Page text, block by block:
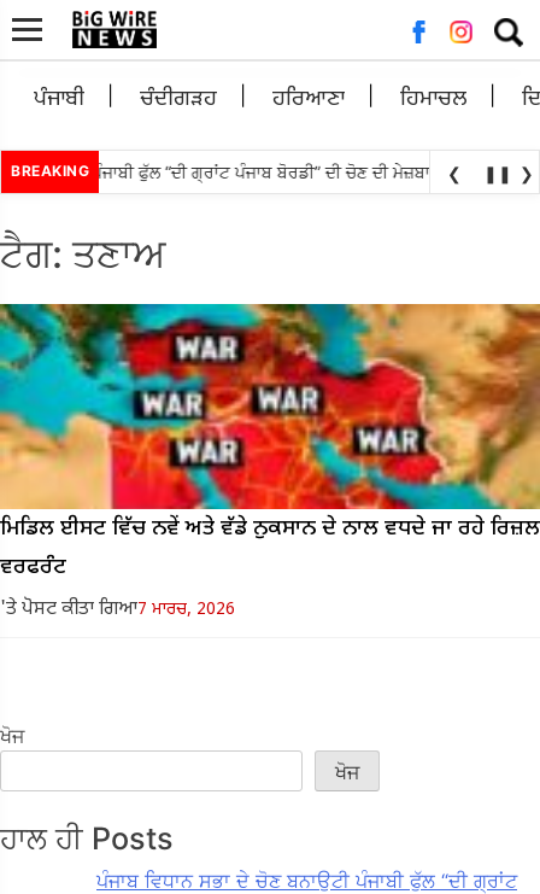
ਲਈ
ਖੋਜ:
ਪੰਜਾਬੀ ਚੰਦੀਗੜਹ ਹਰਿਆਣਾ ਹਿਮਾਚਲ
BREAKING
ਬਨਾਉਟੀ ਪੰਜਾਬੀ ਫੁੱਲ “ਦੀ ਗ੍ਰਾਂਟ ਪੰਜਾਬ ਬੋਰਡੀ” ਦੀ ਚੋਣ ਦੀ ਮੇਜ਼ਬਾਨੀ ਸਿਨੇਮਾ ਅਤੇ
❮ ❚❚ ❯
ਟੈਗ:ਤਣਾਅ
ਮਿਡਿਲ ਈਸਟ ਵਿੱਚ ਨਵੇਂ ਅਤੇ ਵੱਡੇ ਨੁਕਸਾਨ ਦੇ ਨਾਲ ਵਧਦੇ ਜਾ ਰਹੇ ਰਿਜ਼ਲ
ਵਰਫਰੰਟ
'ਤੇ ਪੋਸਟ ਕੀਤਾ ਗਿਆ7 ਮਾਰਚ, 2026
ਖੋਜ
ਖੋਜ
ਹਾਲ ਹੀ Posts
ਪੰਜਾਬ ਵਿਧਾਨ ਸਭਾ ਦੇ ਚੋਣ ਬਨਾਉਟੀ ਪੰਜਾਬੀ ਫੁੱਲ “ਦੀ ਗ੍ਰਾਂਟ